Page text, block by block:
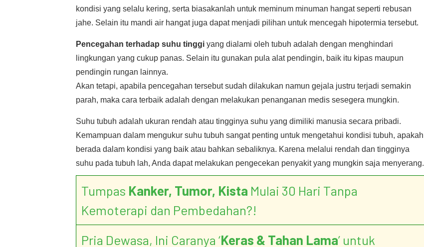
kondisi yang selalu kering, serta biasakanlah untuk meminum minuman hangat seperti rebusan
jahe. Selain itu mandi air hangat juga dapat menjadi pilihan untuk mencegah hipotermia tersebut.
Pencegahan terhadap suhu tinggi yang dialami oleh tubuh adalah dengan menghindari
lingkungan yang cukup panas. Selain itu gunakan pula alat pendingin, baik itu kipas maupun
pendingin rungan lainnya.
Akan tetapi, apabila pencegahan tersebut sudah dilakukan namun gejala justru terjadi semakin
parah, maka cara terbaik adalah dengan melakukan penanganan medis sesegera mungkin.
Suhu tubuh adalah ukuran rendah atau tingginya suhu yang dimiliki manusia secara pribadi.
Kemampuan dalam mengukur suhu tubuh sangat penting untuk mengetahui kondisi tubuh, apakah
berada dalam kondisi yang baik atau bahkan sebaliknya. Karena melalui rendah dan tingginya
suhu pada tubuh lah, Anda dapat melakukan pengecekan penyakit yang mungkin saja menyerang.
Tumpas Kanker, Tumor, Kista Mulai 30 Hari Tanpa
Kemoterapi dan Pembedahan?!
Pria Dewasa, Ini Caranya ‘Keras & Tahan Lama’ untuk